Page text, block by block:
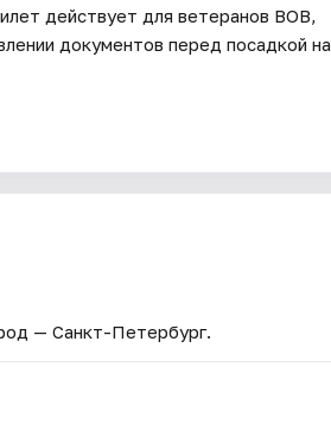
действует для ветеранов ВОВ,
документов перед посадкой на
— Санкт-Петербург.